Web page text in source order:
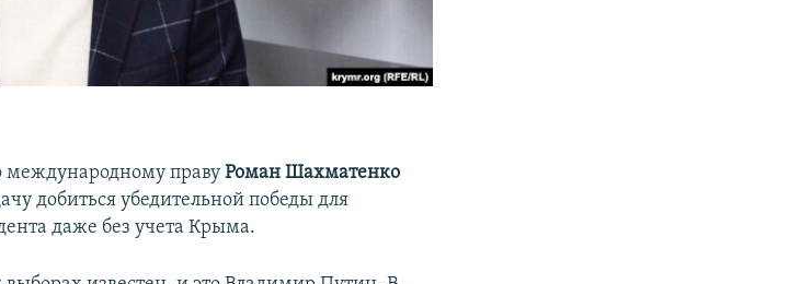
международному правуРоман Шахматенко
добиться убедительной победы для
даже без учета Крыма.